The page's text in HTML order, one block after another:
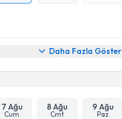
Daha Fazla Göster
7 Ağu
Cum
8 Ağu
Cmt
9 Ağu
Paz